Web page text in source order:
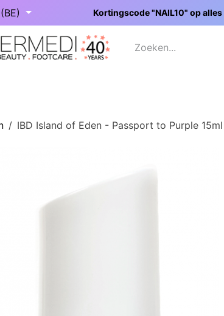
Kortingscode "NAIL10" op
IBD Island of Eden - Passport to Purple